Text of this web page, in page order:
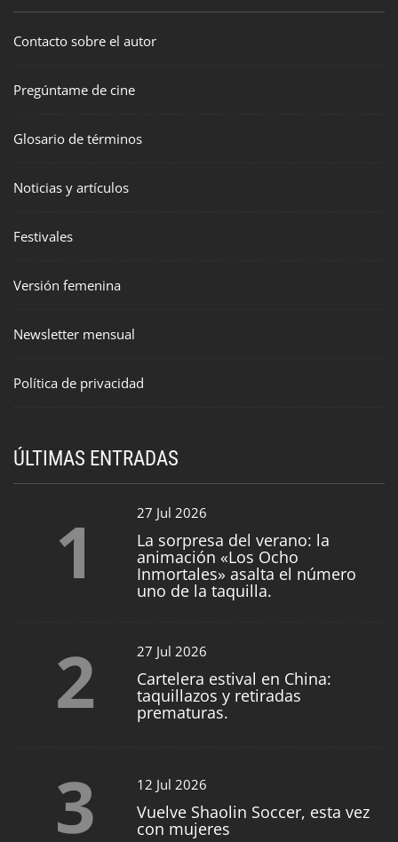
Contacto sobre el autor
Pregúntame de cine
Glosario de términos
Noticias y artículos
Festivales
Versión femenina
Newsletter mensual
Política de privacidad
ÚLTIMAS ENTRADAS
1 27 Jul 2026
La sorpresa del verano: la
animación «Los Ocho
Inmortales» asalta el número
uno de la taquilla.
2 27 Jul 2026
Cartelera estival en China:
taquillazos y retiradas
prematuras.
3 12 Jul 2026
Vuelve Shaolin Soccer, esta vez
con mujeres